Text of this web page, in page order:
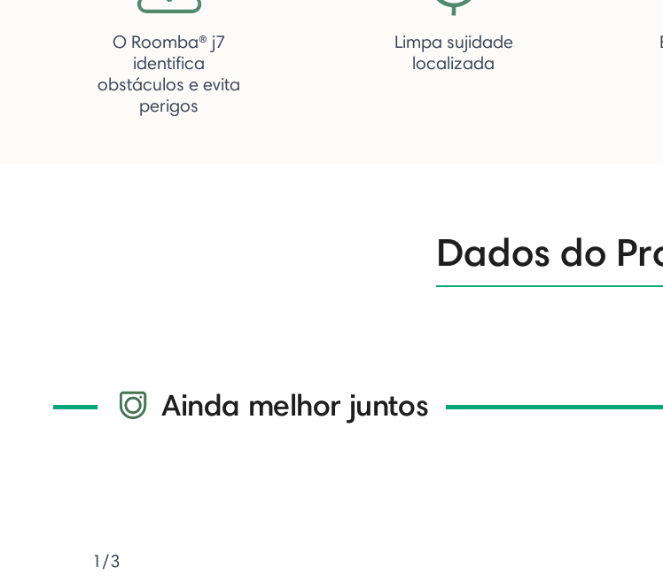
O Roomba® j7
identifica
obstáculos e evita
perigos
Limpa sujidade
localizada
Dados do
Ainda melhor juntos
1/3